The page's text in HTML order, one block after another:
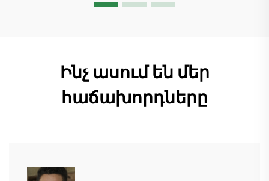
Ինչ ասում են մեր
հաճախորդները